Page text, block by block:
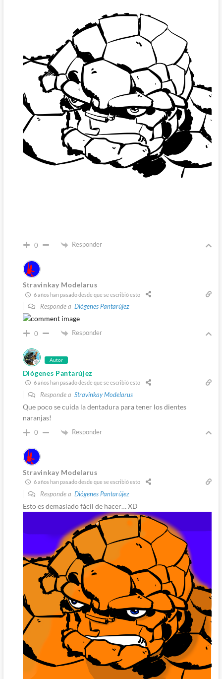
0 Responder
Stravinkay Modelarus
6 años han pasado desde que se escribió esto
Responde a Diógenes Pantarújez
0 Responder
Autor
Diógenes Pantarújez
6 años han pasado desde que se escribió esto
Responde a Stravinkay Modelarus
Que poco se cuida la dentadura para tener los dientes
naranjas!
0 Responder
Stravinkay Modelarus
6 años han pasado desde que se escribió esto
Responde a Diógenes Pantarújez
Esto es demasiado fácil de hacer… XD